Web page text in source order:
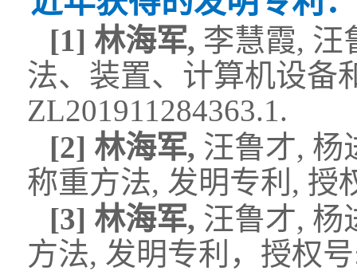
[1] 林海军, 李慧霞, 汪
法、 装置、计算机设备
ZL201911284363.1.
[2] 林海军, 汪鲁才, 杨
称重方法, 发明专利 , 授
[3] 林海军, 汪鲁才, 杨
方法, 发明专利，授权号